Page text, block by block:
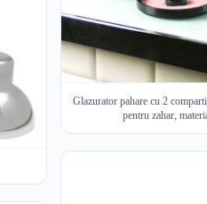
Glazurator pahare cu 2
pentru zahar,